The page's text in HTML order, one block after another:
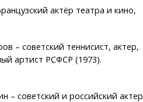
актёр театра и кино,
– советский теннисист, актер,
артист РСФСР (1973).
– советский и российский актер